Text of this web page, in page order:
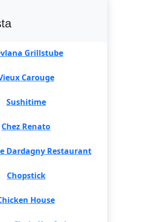
Grillstube
Carouge
Sushitime
Chez Renato
Dardagny Restaurant
Chopstick
House